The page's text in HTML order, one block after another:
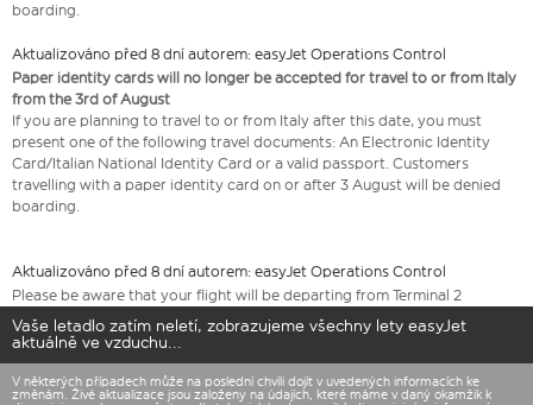
boarding.
Aktualizováno před 8 dní autorem: easyJet Operations Control
Paper identity cards will no longer be accepted for travel to or from Italy
from the 3rd of August
If you are planning to travel to or from Italy after this date, you must
present one of the following travel documents: An Electronic Identity
Card/Italian National Identity Card or a valid passport. Customers
travelling with a paper identity card on or after 3 August will be denied
boarding.
Aktualizováno před 8 dní autorem: easyJet Operations Control
Please be aware that your flight will be departing from Terminal 2
Vaše letadlo zatím neletí, zobrazujeme všechny lety easyJet
aktuálně ve vzduchu...
V některých případech může na poslední chvíli dojít v uvedených informacích ke
změnám. Živé aktualizace jsou založeny na údajích, které máme v daný okamžik k